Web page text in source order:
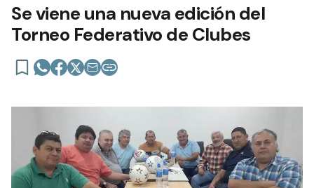
Se viene una nueva edición del
Torneo Federativo de Clubes